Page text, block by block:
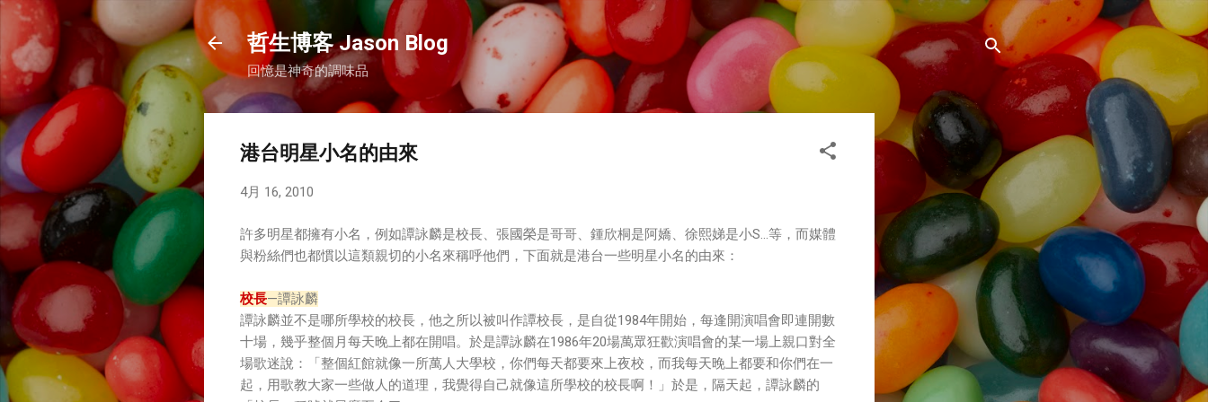
跳到主要內容
哲生博客 Jason Blog
回憶是神奇的調味品
港台明星小名的由來
4月 16, 2010
許多明星都擁有小名，例如譚詠麟是校長、張國榮是哥哥、鍾欣桐是阿嬌、徐熙娣是小S…等，而媒體
與粉絲們也都慣以這類親切的小名來稱呼他們，下面就是港台一些明星小名的由來：
校長—譚詠麟
譚詠麟並不是哪所學校的校長，他之所以被叫作譚校長，是自從1984年開始，每逢開演唱會即連開數
十場，幾乎整個月每天晚上都在開唱。於是譚詠麟在1986年20場萬眾狂歡演唱會的某一場上親口對全
場歌迷說：「整個紅館就像一所萬人大學校，你們每天都要來上夜校，而我每天晚上都要和你們在一
起，用歌教大家一些做人的道理，我覺得自己就像這所學校的校長啊！」於是，隔天起，譚詠麟的